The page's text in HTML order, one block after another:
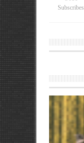
Subscribes